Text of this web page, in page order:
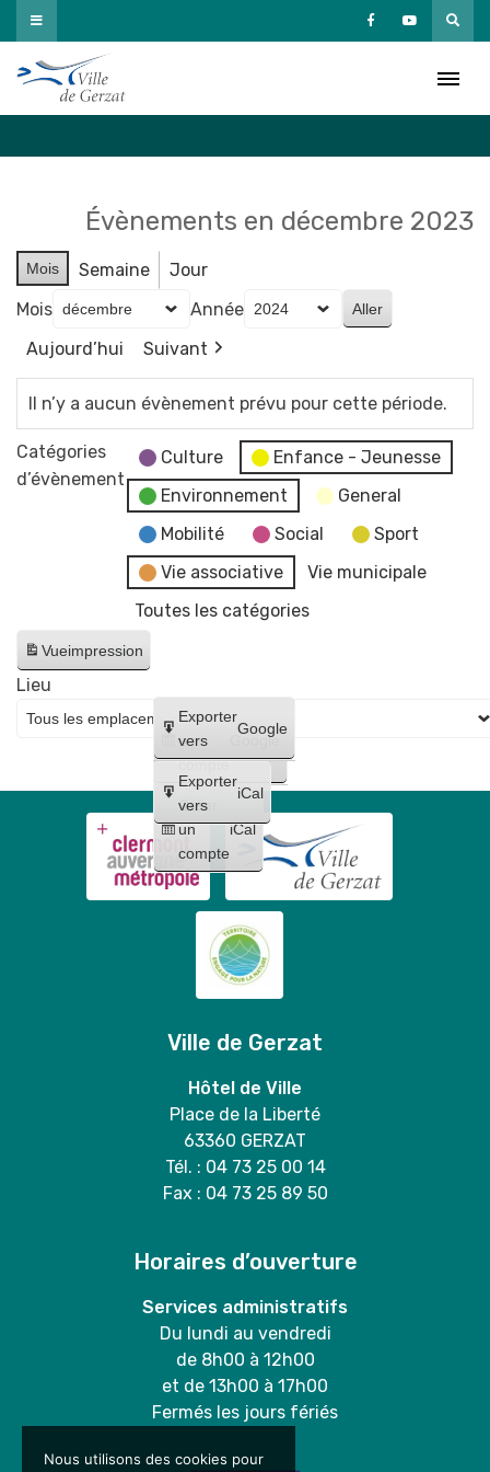
Passer
au
contenu
Évènements en décembre 2023
Mois Semaine
Jour
Mois
Année
Aujourd’hui
Suivant
Il n’y a aucun évènement prévu pour cette période.
Catégories
d’évènement
Culture
Enfance - Jeunesse
Environnement
General
Mobilité
Social
Sport
Vie associative
Vie municipale
Toutes les catégories
Vueimpression
Créer
un
compte
Google
Créer
un
compte
iCal
Exporter
vers
Google
Exporter
vers
iCal
Lieu
Ville de Gerzat
Hôtel de Ville
Place de la Liberté
63360 GERZAT
Tél. : 04 73 25 00 14
Fax : 04 73 25 89 50
Horaires d’ouverture
Services administratifs
Du lundi au vendredi
de 8h00 à 12h00
et de 13h00 à 17h00
Fermés les jours fériés
Nous utilisons des cookies pour